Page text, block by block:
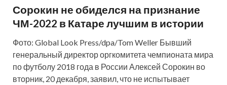
Сорокин не обиделся на признание
ЧМ-2022 в Катаре лучшим в истории
Фото: Global Look Press/dpa/Tom Weller Бывший
генеральный директор оргкомитета чемпионата мира
по футболу 2018 года в России Алексей Сорокин во
вторник, 20 декабря, заявил, что не испытывает